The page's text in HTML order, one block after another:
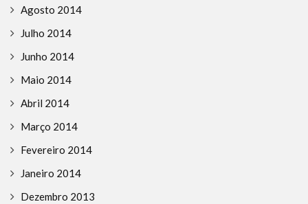
Agosto 2014
Julho 2014
Junho 2014
Maio 2014
Abril 2014
Março 2014
Fevereiro 2014
Janeiro 2014
Dezembro 2013